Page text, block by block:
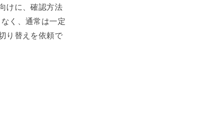
けに、確認方法
く、通常は一定
り替えを依頼で